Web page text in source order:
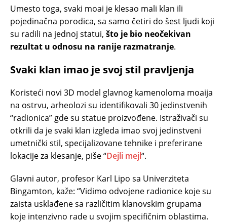
Umesto toga, svaki moai je klesao mali klan ili
pojedinačna porodica, sa samo četiri do šest ljudi koji
su radili na jednoj statui, što je bio neočekivan
rezultat u odnosu na ranije razmatranje.
Svaki klan imao je svoj stil pravljenja
Koristeći novi 3D model glavnog kamenoloma moaija
na ostrvu, arheolozi su identifikovali 30 jedinstvenih
“radionica” gde su statue proizvođene. Istraživači su
otkrili da je svaki klan izgleda imao svoj jedinstveni
umetnički stil, specijalizovane tehnike i preferirane
lokacije za klesanje, piše “Dejli mejl“.
Glavni autor, profesor Karl Lipo sa Univerziteta
Bingamton, kaže: “Vidimo odvojene radionice koje su
zaista usklađene sa različitim klanovskim grupama
koje intenzivno rade u svojim specifičnim oblastima.